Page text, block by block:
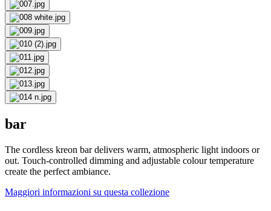
bar
The cordless kreon bar delivers warm, atmospheric light indoors or
out. Touch-controlled dimming and adjustable colour temperature
create the perfect ambiance.
Maggiori informazioni su questa collezione